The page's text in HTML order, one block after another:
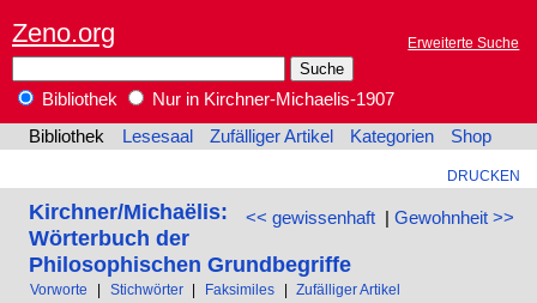
Zeno.org Erweiterte Suche
Bibliothek
Nur in Kirchner-Michaelis-1907
Bibliothek
Lesesaal Zufälliger Artikel Kategorien Shop
DRUCKEN
<< gewissenhaft| Gewohnheit >>
Kirchner/Michaëlis:
Wörterbuch der
Philosophischen Grundbegriffe
Vorworte Stichwörter Faksimiles Zufälliger Artikel